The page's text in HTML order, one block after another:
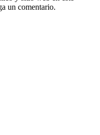
un comentario.